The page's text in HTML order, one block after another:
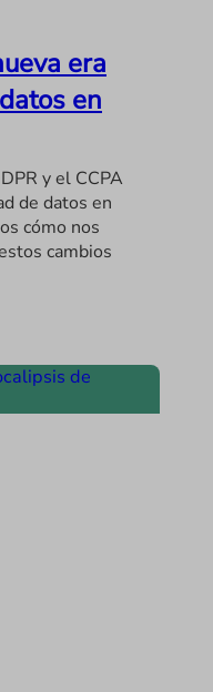
era
en
y el CCPA
de datos en
cómo nos
cambios